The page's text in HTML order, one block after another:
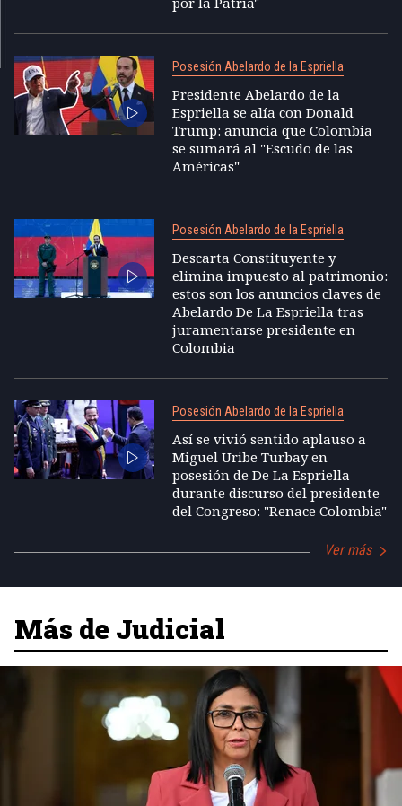
Posesión Abelardo de la Espriella
Presidente Abelardo de la
Espriella se alía con Donald
Trump: anuncia que Colombia
se sumará al "Escudo de las
Américas"
Posesión Abelardo de la Espriella
Descarta Constituyente y
elimina impuesto al patrimonio:
estos son los anuncios claves de
Abelardo De La Espriella tras
juramentarse presidente en
Colombia
Posesión Abelardo de la Espriella
Así se vivió sentido aplauso a
Miguel Uribe Turbay en
posesión de De La Espriella
durante discurso del presidente
del Congreso: "Renace Colombia"
Ver más
Más de Judicial